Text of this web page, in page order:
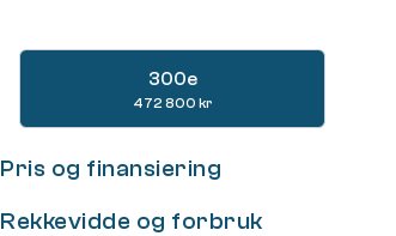
300e
472 800 kr
Pris og finansiering
Rekkevidde og forbruk